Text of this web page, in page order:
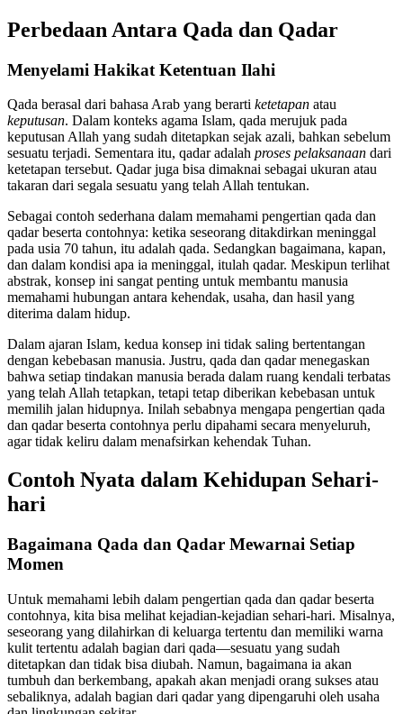
Perbedaan Antara Qada dan Qadar
Menyelami Hakikat Ketentuan Ilahi
Qada berasal dari bahasa Arab yang berarti ketetapan atau
keputusan. Dalam konteks agama Islam, qada merujuk pada
keputusan Allah yang sudah ditetapkan sejak azali, bahkan sebelum
sesuatu terjadi. Sementara itu, qadar adalah proses pelaksanaan dari
ketetapan tersebut. Qadar juga bisa dimaknai sebagai ukuran atau
takaran dari segala sesuatu yang telah Allah tentukan.
Sebagai contoh sederhana dalam memahami pengertian qada dan
qadar beserta contohnya: ketika seseorang ditakdirkan meninggal
pada usia 70 tahun, itu adalah qada. Sedangkan bagaimana, kapan,
dan dalam kondisi apa ia meninggal, itulah qadar. Meskipun terlihat
abstrak, konsep ini sangat penting untuk membantu manusia
memahami hubungan antara kehendak, usaha, dan hasil yang
diterima dalam hidup.
Dalam ajaran Islam, kedua konsep ini tidak saling bertentangan
dengan kebebasan manusia. Justru, qada dan qadar menegaskan
bahwa setiap tindakan manusia berada dalam ruang kendali terbatas
yang telah Allah tetapkan, tetapi tetap diberikan kebebasan untuk
memilih jalan hidupnya. Inilah sebabnya mengapa pengertian qada
dan qadar beserta contohnya perlu dipahami secara menyeluruh,
agar tidak keliru dalam menafsirkan kehendak Tuhan.
Contoh Nyata dalam Kehidupan Sehari-
hari
Bagaimana Qada dan Qadar Mewarnai Setiap
Momen
Untuk memahami lebih dalam pengertian qada dan qadar beserta
contohnya, kita bisa melihat kejadian-kejadian sehari-hari. Misalnya,
seseorang yang dilahirkan di keluarga tertentu dan memiliki warna
kulit tertentu adalah bagian dari qada—sesuatu yang sudah
ditetapkan dan tidak bisa diubah. Namun, bagaimana ia akan
tumbuh dan berkembang, apakah akan menjadi orang sukses atau
sebaliknya, adalah bagian dari qadar yang dipengaruhi oleh usaha